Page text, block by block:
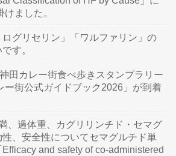
ました。
グリセリン」「ワルファリン」の
す。
田カレー街食べ歩きスタンプラリー
ー街公式ガイドブック2026」が到着
、過体重、カグリリンチド・セマグ
、安全性についてセマグルチド単
and safety of co-administered